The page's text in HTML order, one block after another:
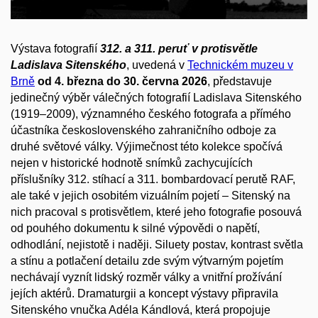
Výstava fotografií 312. a 311. peruť v protisvětle
Ladislava Sitenského, uvedená v Technickém muzeu v
Brně od 4. března do 30. června 2026, představuje
jedinečný výběr válečných fotografií Ladislava Sitenského
(1919–2009), významného českého fotografa a přímého
účastníka československého zahraničního odboje za
druhé světové války. Výjimečnost této kolekce spočívá
nejen v historické hodnotě snímků zachycujících
příslušníky 312. stíhací a 311. bombardovací perutě RAF,
ale také v jejich osobitém vizuálním pojetí – Sitenský na
nich pracoval s protisvětlem, které jeho fotografie posouvá
od pouhého dokumentu k silné výpovědi o napětí,
odhodlání, nejistotě i naději. Siluety postav, kontrast světla
a stínu a potlačení detailu zde svým výtvarným pojetím
nechávají vyznít lidský rozměr války a vnitřní prožívání
jejích aktérů. Dramaturgii a koncept výstavy připravila
Sitenského vnučka Adéla Kándlová, která propojuje